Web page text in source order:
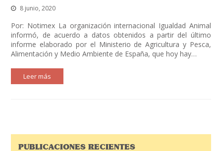
8 junio, 2020
Por: Notimex La organización internacional Igualdad Animal
informó, de acuerdo a datos obtenidos a partir del último
informe elaborado por el Ministerio de Agricultura y Pesca,
Alimentación y Medio Ambiente de España, que hoy hay…
Leer más
PUBLICACIONES RECIENTES